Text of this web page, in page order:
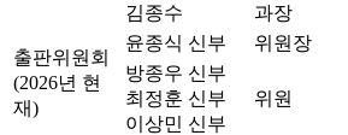
김종수
과장
출판위원회
(2026년 현
재)
윤종식 신부 위원장
방종우 신부
최정훈 신부
이상민 신부
위원